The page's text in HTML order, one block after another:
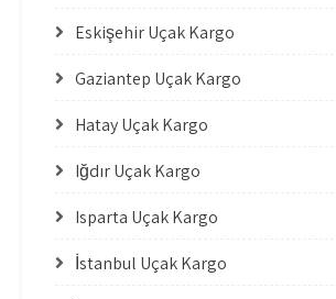
Eskişehir Uçak Kargo
Gaziantep Uçak Kargo
Hatay Uçak Kargo
Iğdır Uçak Kargo
Isparta Uçak Kargo
İstanbul Uçak Kargo